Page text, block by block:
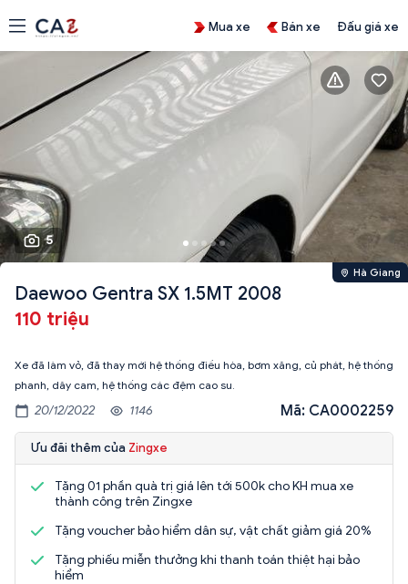
Mua xe Bán xe Đấu giá xe
5
Hà Giang
Daewoo Gentra SX 1.5MT 2008
110 triệu
Xe đã làm vỏ, đã thay mới hệ thống điều hòa, bơm xăng, củ phát, hệ thống
phanh, dây cam, hệ thống các đệm cao su.
20/12/2022 1146 Mã: CA0002259
Ưu đãi thêm của Zingxe
Tặng 01 phần quà trị giá lên tới 500k cho KH mua xe
thành công trên Zingxe
Tặng voucher bảo hiểm dân sự, vật chất giảm giá 20%
Tặng phiếu miễn thưởng khi thanh toán thiệt hại bảo
hiểm